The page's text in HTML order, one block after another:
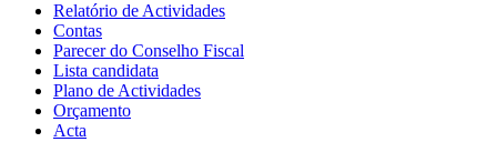
Relatório de Actividades
Contas
Parecer do Conselho Fiscal
Lista candidata
Plano de Actividades
Orçamento
Acta